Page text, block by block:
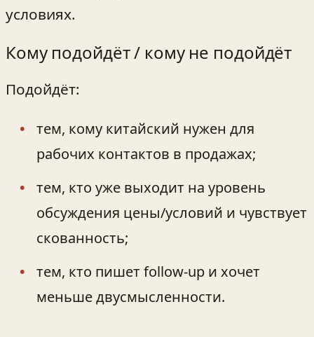
условиях.
Кому подойдёт / кому не подойдёт
Подойдёт:
тем, кому китайский нужен для
рабочих контактов в продажах;
тем, кто уже выходит на уровень
обсуждения цены/условий и чувствует
скованность;
тем, кто пишет follow‑up и хочет
меньше двусмысленности.